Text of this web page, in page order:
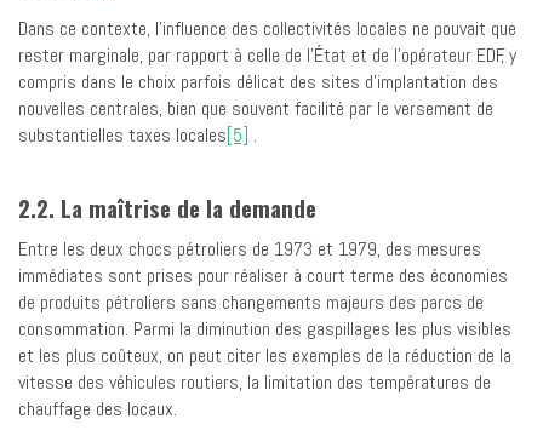
Dans ce contexte, l’influence des collectivités locales ne pouvait que
rester marginale, par rapport à celle de l’État et de l’opérateur EDF, y
compris dans le choix parfois délicat des sites d’implantation des
nouvelles centrales, bien que souvent facilité par le versement de
substantielles taxes locales[5] .
2.2. La maîtrise de la demande
Entre les deux chocs pétroliers de 1973 et 1979, des mesures
immédiates sont prises pour réaliser à court terme des économies
de produits pétroliers sans changements majeurs des parcs de
consommation. Parmi la diminution des gaspillages les plus visibles
et les plus coûteux, on peut citer les exemples de la réduction de la
vitesse des véhicules routiers, la limitation des températures de
chauffage des locaux.